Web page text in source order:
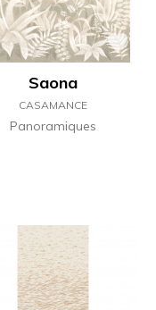
Saona
CASAMANCE
Panoramiques